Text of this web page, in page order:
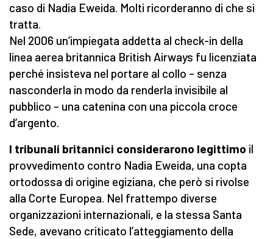
caso di Nadia Eweida. Molti ricorderanno di che si
tratta.
Nel 2006 un’impiegata addetta al check-in della
linea aerea britannica British Airways fu licenziata
perché insisteva nel portare al collo – senza
nasconderla in modo da renderla invisibile al
pubblico – una catenina con una piccola croce
d’argento.
I tribunali britannici considerarono legittimo il
provvedimento contro Nadia Eweida, una copta
ortodossa di origine egiziana, che però si rivolse
alla Corte Europea. Nel frattempo diverse
organizzazioni internazionali, e la stessa Santa
Sede, avevano criticato l’atteggiamento della